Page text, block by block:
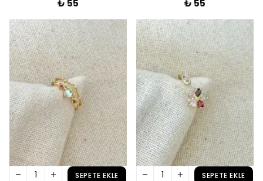
₺ 55 ₺ 55
SEPETE EKLE SEPETE EKLE